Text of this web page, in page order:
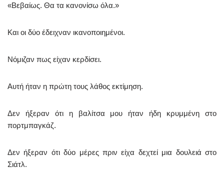
«Βεβαίως. Θα τα κανονίσω όλα.»
Και οι δύο έδειχναν ικανοποιημένοι.
Νόμιζαν πως είχαν κερδίσει.
Αυτή ήταν η πρώτη τους λάθος εκτίμηση.
Δεν ήξεραν ότι η βαλίτσα μου ήταν ήδη κρυμμένη στο
πορτμπαγκάζ.
Δεν ήξεραν ότι δύο μέρες πριν είχα δεχτεί μια δουλειά στο
Σιάτλ.